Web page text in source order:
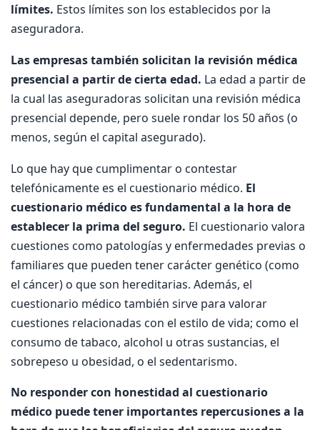
límites. Estos límites son los establecidos por la
aseguradora.
Las empresas también solicitan la revisión médica
presencial a partir de cierta edad. La edad a partir de
la cual las aseguradoras solicitan una revisión médica
presencial depende, pero suele rondar los 50 años (o
menos, según el capital asegurado).
Lo que hay que cumplimentar o contestar
telefónicamente es el cuestionario médico. El
cuestionario médico es fundamental a la hora de
establecer la prima del seguro. El cuestionario valora
cuestiones como patologías y enfermedades previas o
familiares que pueden tener carácter genético (como
el cáncer) o que son hereditarias. Además, el
cuestionario médico también sirve para valorar
cuestiones relacionadas con el estilo de vida; como el
consumo de tabaco, alcohol u otras sustancias, el
sobrepeso u obesidad, o el sedentarismo.
No responder con honestidad al cuestionario
médico puede tener importantes repercusiones a la